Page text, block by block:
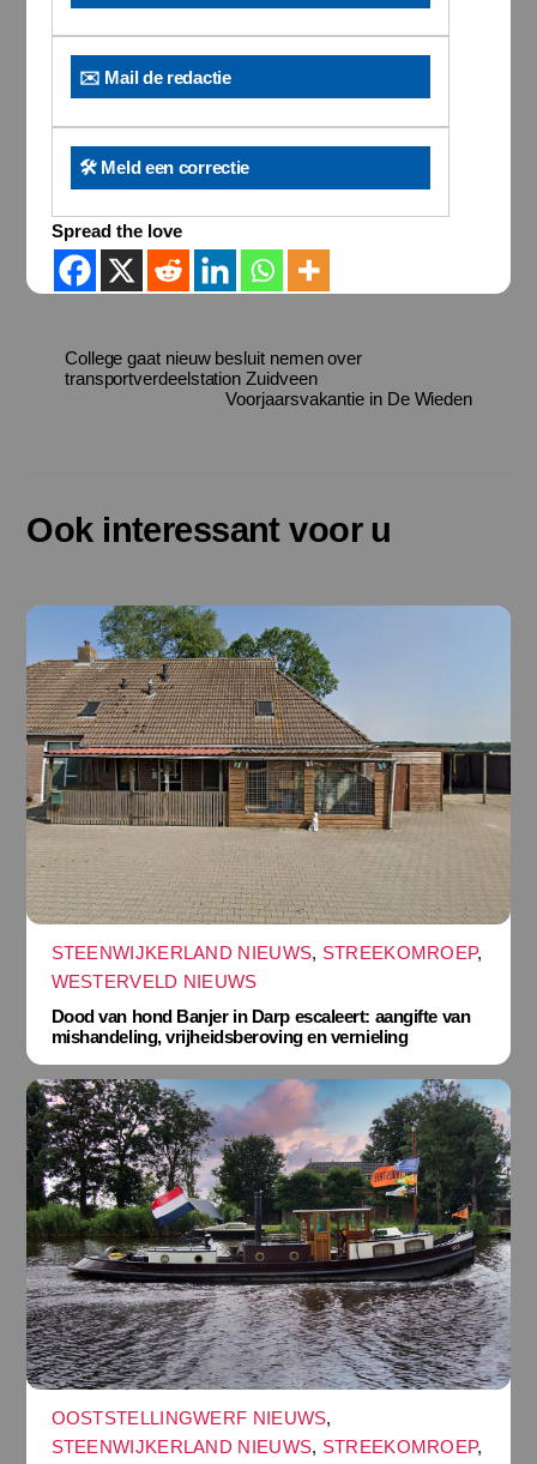
✉️ Mail de redactie
🛠️ Meld een correctie
Spread the love
College gaat nieuw besluit nemen over
transportverdeelstation Zuidveen
Voorjaarsvakantie in De Wieden
Ook interessant voor u
STEENWIJKERLAND NIEUWS, STREEKOMROEP,
WESTERVELD NIEUWS
Dood van hond Banjer in Darp escaleert: aangifte van
mishandeling, vrijheidsberoving en vernieling
OOSTSTELLINGWERF NIEUWS,
STEENWIJKERLAND NIEUWS, STREEKOMROEP,